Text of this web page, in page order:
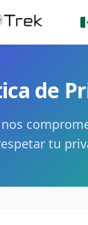
de
tu